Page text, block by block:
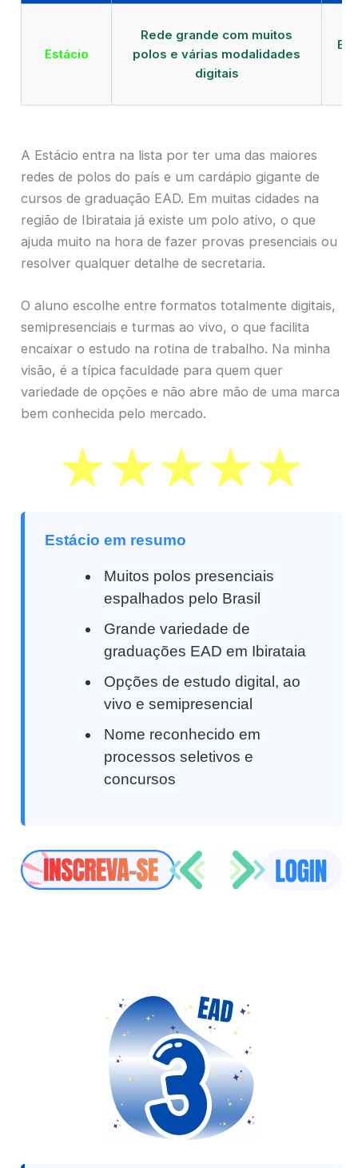
Estácio
Rede grande com muitos
polos e várias modalidades
digitais
A Estácio entra na lista por ter uma das maiores
redes de polos do país e um cardápio gigante de
cursos de graduação EAD. Em muitas cidades na
região de Ibirataia já existe um polo ativo, o que
ajuda muito na hora de fazer provas presenciais ou
resolver qualquer detalhe de secretaria.
O aluno escolhe entre formatos totalmente digitais,
semipresenciais e turmas ao vivo, o que facilita
encaixar o estudo na rotina de trabalho. Na minha
visão, é a típica faculdade para quem quer
variedade de opções e não abre mão de uma marca
bem conhecida pelo mercado.
Estácio em resumo
Muitos polos presenciais
espalhados pelo Brasil
Grande variedade de
graduações EAD em Ibirataia
Opções de estudo digital, ao
vivo e semipresencial
Nome reconhecido em
processos seletivos e
concursos